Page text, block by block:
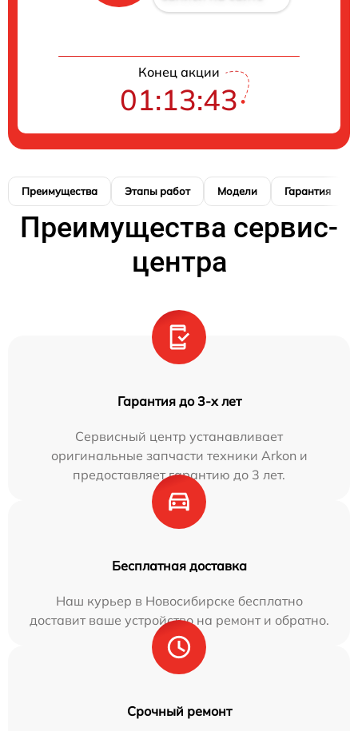
Конец акции
01:13:42
Преимущества Этапы работ Модели Гарантия
Преимущества сервис-
центра
Гарантия до 3-х лет
Сервисный центр устанавливает
оригинальные запчасти техники Arkon и
предоставляет гарантию до 3 лет.
Бесплатная доставка
Наш курьер в Новосибирске бесплатно
доставит ваше устройство на ремонт и обратно.
Срочный ремонт